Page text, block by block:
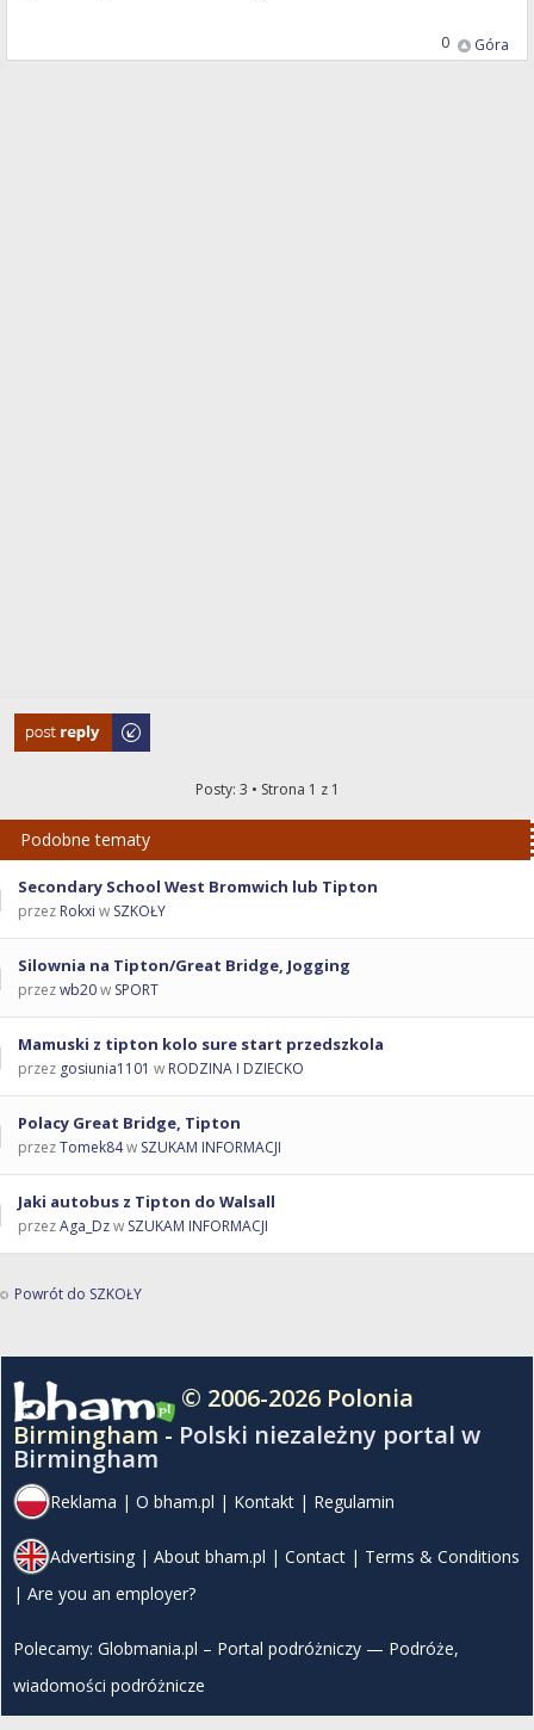
Góra
0
Odpowiedz
Posty: 3 • Strona 1 z 1
Podobne tematy
Secondary School West Bromwich lub Tipton
przez Rokxi w SZKOŁY
Silownia na Tipton/Great Bridge, Jogging
przezwb20w SPORT
Mamuski z tipton kolo sure start przedszkola
przez gosiunia1101 w RODZINA I DZIECKO
Polacy Great Bridge, Tipton
przezTomek84w SZUKAM INFORMACJI
Jaki autobus z Tipton do Walsall
przezAga_Dzw SZUKAM INFORMACJI
Powrót do SZKOŁY
© 2006-2026 Polonia
Birmingham - Polski niezależny portal w
Birmingham
Reklama | O bham.pl | Kontakt | Regulamin
Advertising | About bham.pl | Contact | Terms & Conditions
| Are you an employer?
Polecamy: Globmania.pl – Portal podróżniczy — Podróże,
wiadomości podróżnicze